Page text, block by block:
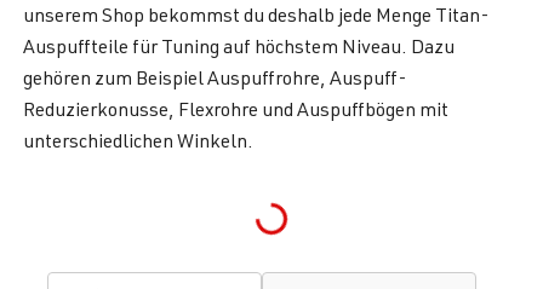
unserem Shop bekommst du deshalb jede Menge Titan-
Auspuffteile für Tuning auf höchstem Niveau. Dazu
gehören zum Beispiel Auspuffrohre, Auspuff-
Reduzierkonusse, Flexrohre und Auspuffbögen mit
unterschiedlichen Winkeln.
Loading...